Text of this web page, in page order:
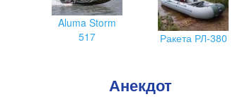
Aluma Storm
517
Ракета РЛ-380
Анекдот